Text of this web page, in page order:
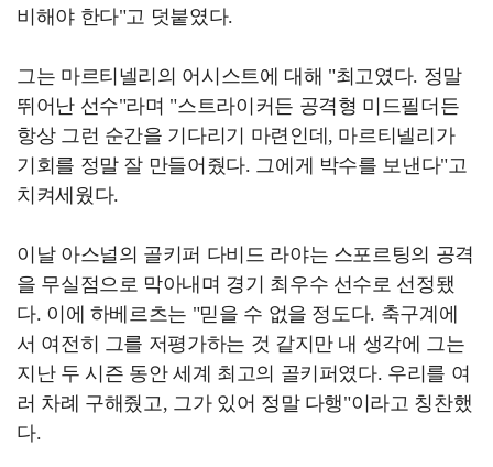
비해야 한다"고 덧붙였다.
그는 마르티넬리의 어시스트에 대해 "최고였다. 정말
뛰어난 선수"라며 "스트라이커든 공격형 미드필더든
항상 그런 순간을 기다리기 마련인데, 마르티넬리가
기회를 정말 잘 만들어줬다. 그에게 박수를 보낸다"고
치켜세웠다.
이날 아스널의 골키퍼 다비드 라야는 스포르팅의 공격
을 무실점으로 막아내며 경기 최우수 선수로 선정됐
다. 이에 하베르츠는 "믿을 수 없을 정도다. 축구계에
서 여전히 그를 저평가하는 것 같지만 내 생각에 그는
지난 두 시즌 동안 세계 최고의 골키퍼였다. 우리를 여
러 차례 구해줬고, 그가 있어 정말 다행"이라고 칭찬했
다.